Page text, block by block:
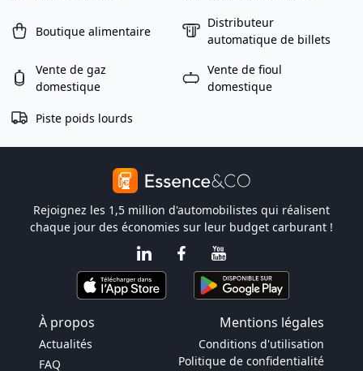
Boutique alimentaire
Distributeur
automatique de billets
Vente de gaz
domestique
Vente de fioul
domestique
Piste poids lourds
Rejoignez les 1,5 million d'automobilistes qui réalisent
chaque jour des économies sur leur budget carburant !
À propos Mentions légales
Actualités
FAQ
Conditions d'utilisation
Politique de confidentialité